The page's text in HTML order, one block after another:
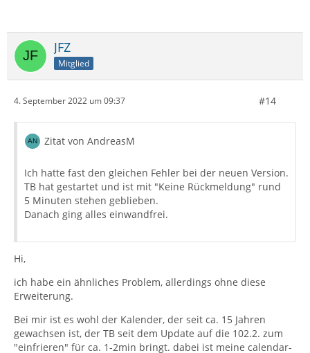
JFZ
Mitglied
4. September 2022 um 09:37 #14
Zitat von AndreasM
Ich hatte fast den gleichen Fehler bei der neuen Version.
TB hat gestartet und ist mit "Keine Rückmeldung" rund
5 Minuten stehen geblieben.
Danach ging alles einwandfrei.
Hi,
ich habe ein ähnliches Problem, allerdings ohne diese
Erweiterung.
Bei mir ist es wohl der Kalender, der seit ca. 15 Jahren
gewachsen ist, der TB seit dem Update auf die 102.2. zum
"einfrieren" für ca. 1-2min bringt. dabei ist meine calendar-